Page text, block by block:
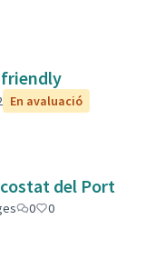
Pet friendly
En avaluació
del Port
0
0